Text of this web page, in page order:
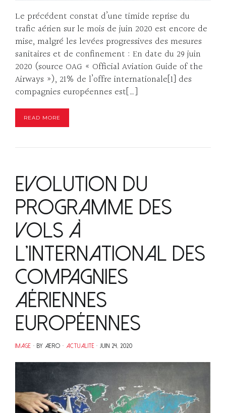
Le précédent constat d’une timide reprise du
trafic aérien sur le mois de juin 2020 est encore de
mise, malgré les levées progressives des mesures
sanitaires et de confinement : En date du 29 juin
2020 (source OAG « Official Aviation Guide of the
Airways »), 21% de l’offre internationale[1] des
compagnies européennes est[…]
READ MORE
Evolution du
programme des
vols à
l’international des
compagnies
aériennes
européennes
IMAGE BY AERO ACTUALITÉ JUIN 24, 2020